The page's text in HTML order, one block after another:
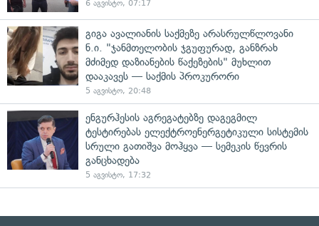
6 აგვისტო, 07:17
გიგა ავალიანის საქმეზე არასრულწლოვანი
ნ.ი. "ჯანმთელობის ჯგუფურად, განზრახ
მძიმედ დაზიანების წაქეზების" მუხლით
დააკავეს — საქმის პროკურორი
5 აგვისტო, 20:48
ენგურჰესის აგრეგატებზე დაგეგმილ
ტესტირებას ელექტროენერგეტიკული სისტემის
სრული გათიშვა მოჰყვა — სემეკის წევრის
განცხადება
5 აგვისტო, 17:32